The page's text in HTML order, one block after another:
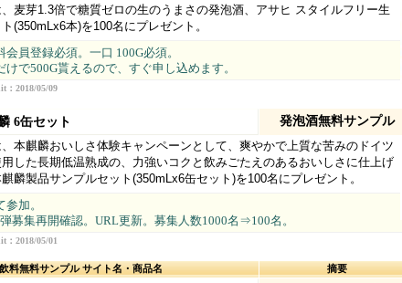
麦芽1.3倍で糖質ゼロの生のうまさの発泡酒、アサヒ スタイルフリー生
(350mLx6本)を100名にプレゼント。
員登録必須。一口 100G必須。
けで500G貰えるので、すぐ申し込めます。
：2018/05/09
6缶セット 発泡酒無料サンプル
本麒麟おいしさ体験キャンペーンとして、爽やかで上質な苦みのドイツ
した長期低温熟成の、力強いコクと飲みごたえのあるおいしさに仕上げ
麟製品サンプルセット(350mLx6缶セット)を100名にプレゼント。
加。
募集再開確認。URL更新。募集人数1000名⇒100名。
：2018/05/01
飲料無料サンプル サイト名・商品名 摘要